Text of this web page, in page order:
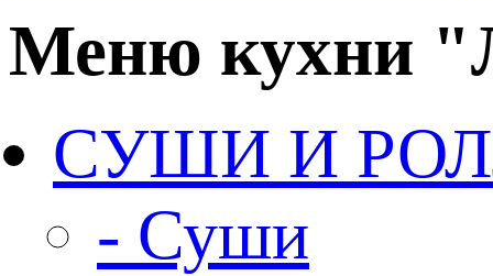
Меню кухни
СУШИ И
- Суши